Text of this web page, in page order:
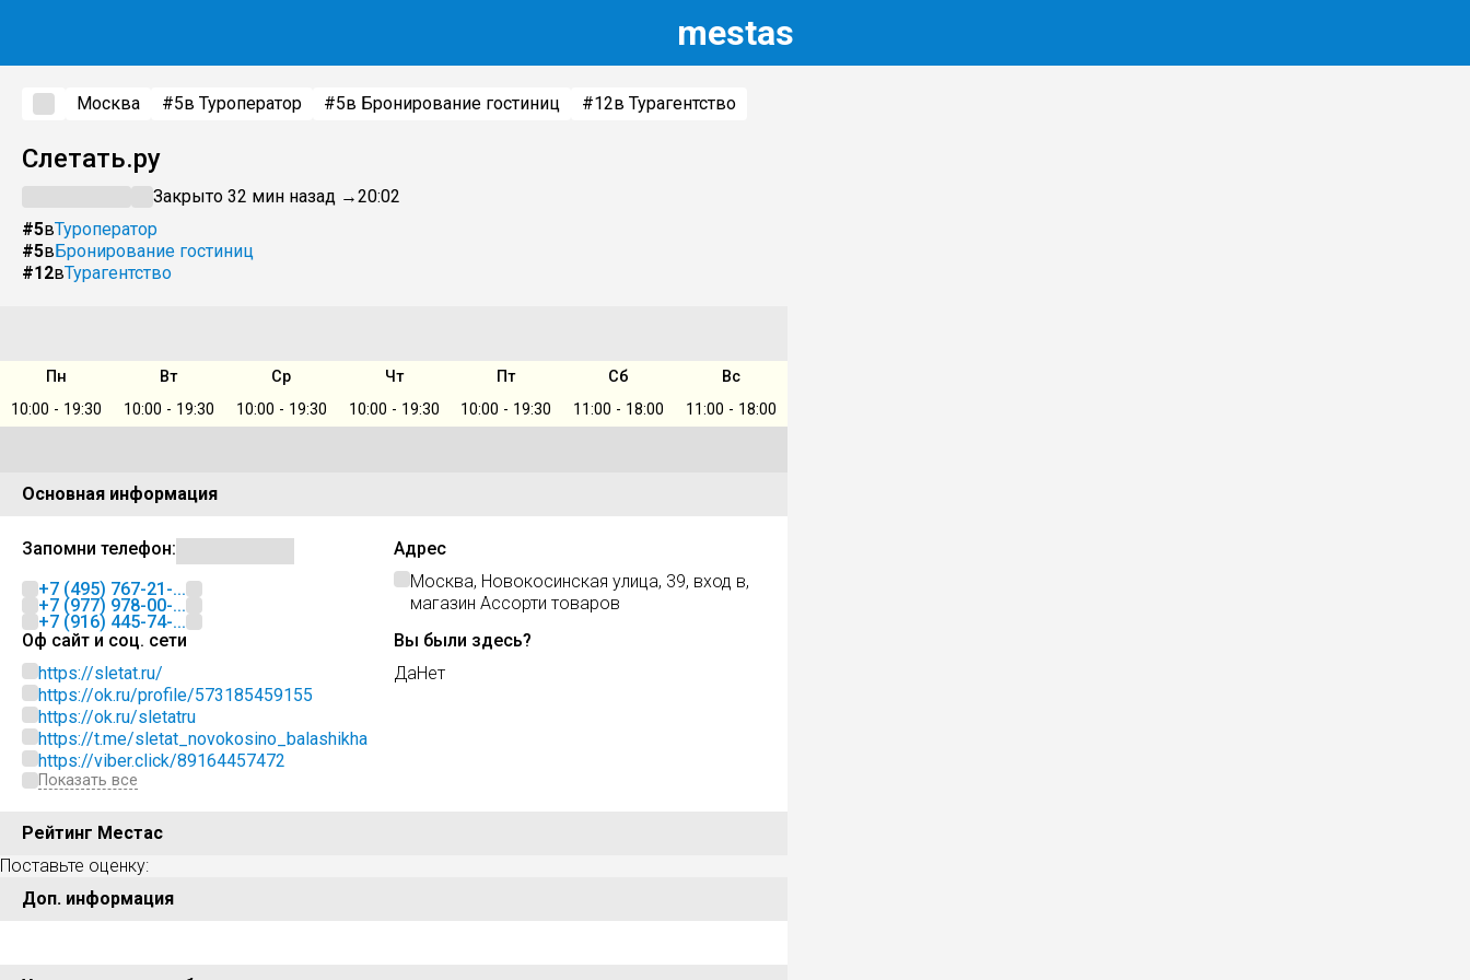
mestas
Москва #5в Туроператор #5в Бронирование гостиниц #12в Турагентство
Слетать.ру
Закрыто 32 мин назад →20:02
#5вТуроператор
#5вБронирование гостиниц
#12вТурагентство
Пн Вт Ср Чт Пт Сб
Вс
10:00 - 19:30
10:00 - 19:30 10:00 - 19:30 10:00 - 19:30 10:00 - 19:30 11:00 - 18:00 11:00 - 18:00
Основная информация
Запомни телефон:
+7 (495) 767-21-...
+7 (977) 978-00-...
+7 (916) 445-74-...
Адрес
Москва, Новокосинская улица, 39, вход в,
магазин Ассорти товаров
Оф сайт и соц. сети
https://sletat.ru/
https://ok.ru/profile/573185459155
https://ok.ru/sletatru
https://t.me/sletat_novokosino_balashikha
https://viber.click/89164457472
Показать все
Вы были здесь?
ДаНет
Рейтинг Местас
Поставьте оценку:
Доп. информация